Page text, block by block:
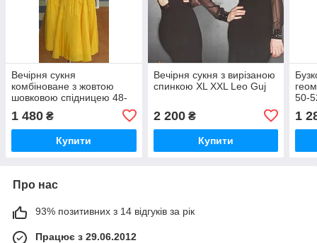
Вечірня сукня
комбіноване з жовтою
шовковою спідницею 48-
1 480 ₴
Купити
Вечірня сукня з вирізаною
спинкою XL XXL Leo Guj
2 200₴
Купити
50-
1
Про нас
93% позитивних з 14 відгуків за рік
Працює з 29.06.2012